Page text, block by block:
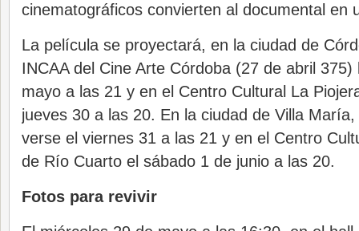
cinematográficos convierten al documental en
La película se proyectará, en la ciudad de
INCAA del Cine Arte Córdoba (27 de abril
mayo a las 21 y en el Centro Cultural La
jueves 30 a las 20. En la ciudad de Villa
verse el viernes 31 a las 21 y en el Centro
de Río Cuarto el sábado 1 de junio a las 20.
Fotos para revivir